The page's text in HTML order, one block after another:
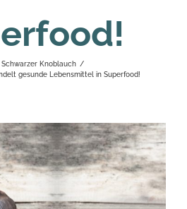
Schwarzer Knoblauch /
gesunde Lebensmittel in Superfood!